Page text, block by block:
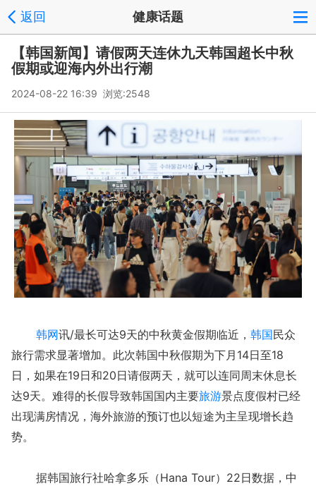
返回 健康话题
【韩国新闻】请假两天连休九天韩国超长中秋
假期或迎海内外出行潮
2024-08-22 16:39 浏览:2548
韩网讯/最长可达9天的中秋黄金假期临近， 韩国民众
旅行需求显著增加。此次韩国中秋假期为下月14日至18
日，如果在19日和20日请假两天，就可以连同周末休息长
达9天。难得的长假导致韩国国内主要旅游景点度假村已经
出现满房情况，海外旅游的预订也以短途为主呈现增长趋
势。
据韩国旅行社哈拿多乐（Hana Tour）22日数据，中